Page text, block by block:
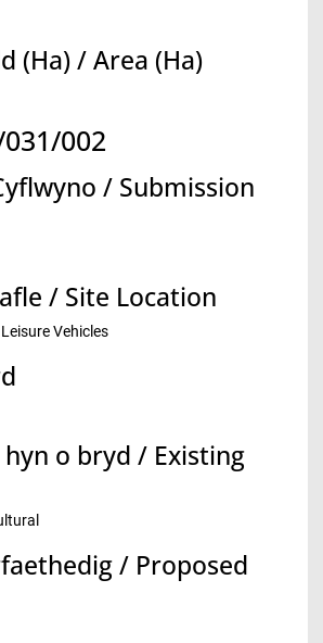
(Ha) / Area (Ha)
031/002
/ Submission
/ Site Location
Vehicles
o bryd / Existing
/ Proposed